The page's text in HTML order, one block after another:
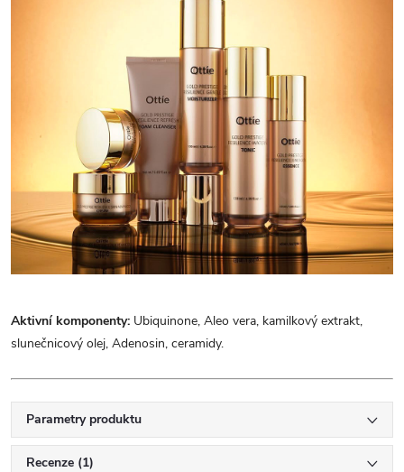
Aktivní komponenty: Ubiquinone, Aleo vera, kamilkový extrakt,
slunečnicový olej, Adenosin, ceramidy.
Parametry produktu
Recenze (1)